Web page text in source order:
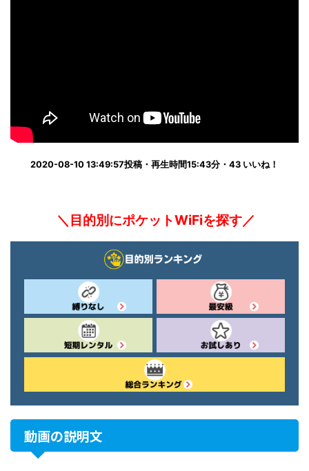
2020-08-10 13:49:57投稿・再生時間15:43分・43 いいね！
＼目的別にポケットWiFiを探す／
動画の説明文